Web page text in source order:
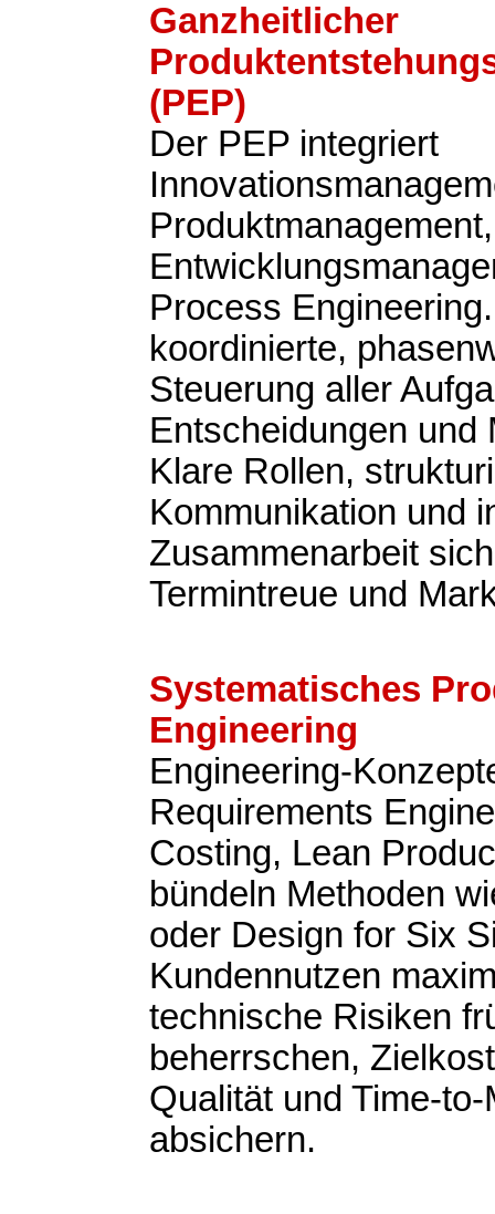
Ganzheitlicher
(PEP)
Der PEP integriert
Produktmanagement,
Process
koordinierte,
Steuerung aller
Entscheidungen und
Klare Rollen,
Kommunikation und
Zusammenarbeit
Termintreue und
Systematisches
Engineering
Engineering-
Requirements
Costing, Lean
bündeln Methoden
oder Design for Six
Kundennutzen
technische Risiken
beherrschen,
Qualität und Time-to-
absichern.